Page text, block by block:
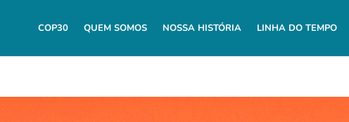
COP30 QUEM SOMOS NOSSA HISTÓRIA LINHA DO TEMPO